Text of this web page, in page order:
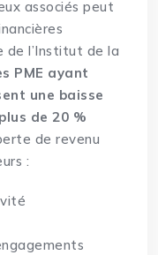
associés peut
de l’Institut de la
PME ayant
une baisse
de 20 %
de revenu
: